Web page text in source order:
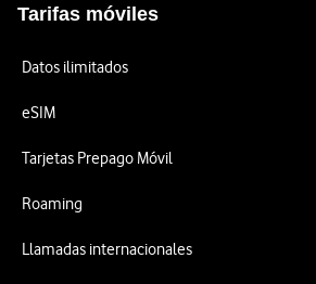
Tarifas móviles
Datos ilimitados
eSIM
Tarjetas Prepago Móvil
Roaming
Llamadas internacionales